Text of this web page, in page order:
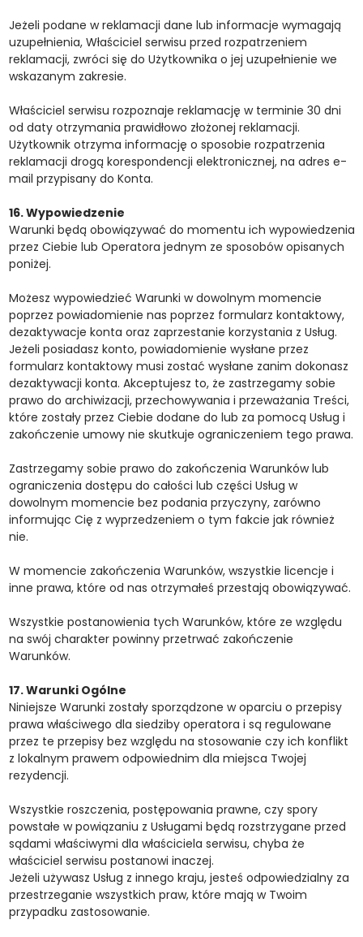
Jeżeli podane w reklamacji dane lub informacje wymagają
uzupełnienia, Właściciel serwisu przed rozpatrzeniem
reklamacji, zwróci się do Użytkownika o jej uzupełnienie we
wskazanym zakresie.
Właściciel serwisu rozpoznaje reklamację w terminie 30 dni
od daty otrzymania prawidłowo złożonej reklamacji.
Użytkownik otrzyma informację o sposobie rozpatrzenia
reklamacji drogą korespondencji elektronicznej, na adres e-
mail przypisany do Konta.
16. Wypowiedzenie
Warunki będą obowiązywać do momentu ich wypowiedzenia
przez Ciebie lub Operatora jednym ze sposobów opisanych
poniżej.
Możesz wypowiedzieć Warunki w dowolnym momencie
poprzez powiadomienie nas poprzez formularz kontaktowy,
dezaktywacje konta oraz zaprzestanie korzystania z Usług.
Jeżeli posiadasz konto, powiadomienie wysłane przez
formularz kontaktowy musi zostać wysłane zanim dokonasz
dezaktywacji konta. Akceptujesz to, że zastrzegamy sobie
prawo do archiwizacji, przechowywania i przeważania Treści,
które zostały przez Ciebie dodane do lub za pomocą Usług i
zakończenie umowy nie skutkuje ograniczeniem tego prawa.
Zastrzegamy sobie prawo do zakończenia Warunków lub
ograniczenia dostępu do całości lub części Usług w
dowolnym momencie bez podania przyczyny, zarówno
informując Cię z wyprzedzeniem o tym fakcie jak również
nie.
W momencie zakończenia Warunków, wszystkie licencje i
inne prawa, które od nas otrzymałeś przestają obowiązywać.
Wszystkie postanowienia tych Warunków, które ze względu
na swój charakter powinny przetrwać zakończenie
Warunków.
17. Warunki Ogólne
Niniejsze Warunki zostały sporządzone w oparciu o przepisy
prawa właściwego dla siedziby operatora i są regulowane
przez te przepisy bez względu na stosowanie czy ich konflikt
z lokalnym prawem odpowiednim dla miejsca Twojej
rezydencji.
Wszystkie roszczenia, postępowania prawne, czy spory
powstałe w powiązaniu z Usługami będą rozstrzygane przed
sądami właściwymi dla właściciela serwisu, chyba że
właściciel serwisu postanowi inaczej.
Jeżeli używasz Usług z innego kraju, jesteś odpowiedzialny za
przestrzeganie wszystkich praw, które mają w Twoim
przypadku zastosowanie.